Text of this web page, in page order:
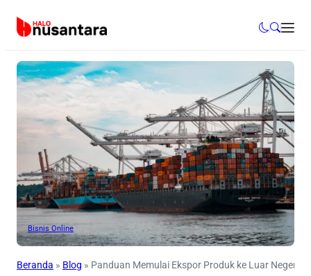
Bisnis Online
Beranda » Blog » Panduan Memulai Ekspor Produk ke Luar Negeri